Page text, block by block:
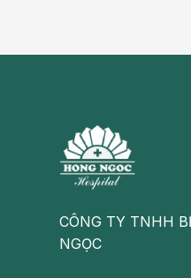
TSH vô căn.
Nguyên nhân
Bệnh suy giáp
giáp hoạt động
cao tuổi, đặc biệt
CÔNG TY TNHH
NGỌC